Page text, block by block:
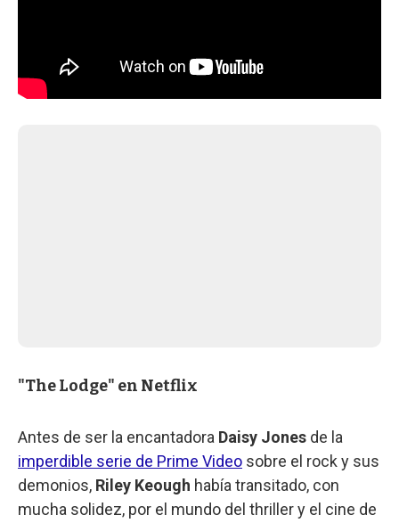
"The Lodge" en Netflix
Antes de ser la encantadora Daisy Jones de la
imperdible serie de Prime Video sobre el rock y sus
demonios, Riley Keough había transitado, con
mucha solidez, por el mundo del thriller y el cine de